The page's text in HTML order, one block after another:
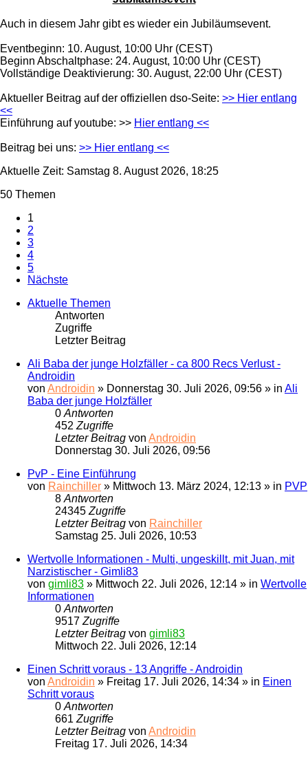
Auch in diesem Jahr gibt es wieder ein Jubiläumsevent.
Eventbeginn: 10. August, 10:00 Uhr (CEST)
Beginn Abschaltphase: 24. August, 10:00 Uhr (CEST)
Vollständige Deaktivierung: 30. August, 22:00 Uhr (CEST)
Aktueller Beitrag auf der offiziellen dso-Seite: >> Hier entlang
<<
Einführung auf youtube: >> Hier entlang <<
Beitrag bei uns: >> Hier entlang <<
Aktuelle Zeit: Samstag 8. August 2026, 18:25
50 Themen
1
2
3
4
5
Nächste
Aktuelle Themen
Antworten
Zugriffe
Letzter Beitrag
Ali Baba der junge Holzfäller - ca 800 Recs Verlust -
Androidin
von Androidin » Donnerstag 30. Juli 2026, 09:56 » in Ali
Baba der junge Holzfäller
0 Antworten
452 Zugriffe
Letzter Beitrag von Androidin
Donnerstag 30. Juli 2026, 09:56
PvP - Eine Einführung
von Rainchiller » Mittwoch 13. März 2024, 12:13 » in PVP
8 Antworten
24345 Zugriffe
Letzter Beitrag von Rainchiller
Samstag 25. Juli 2026, 10:53
Wertvolle Informationen - Multi, ungeskillt, mit Juan, mit
Narzistischer - Gimli83
von gimli83 » Mittwoch 22. Juli 2026, 12:14 » in Wertvolle
Informationen
0 Antworten
9517 Zugriffe
Letzter Beitrag von gimli83
Mittwoch 22. Juli 2026, 12:14
Einen Schritt voraus - 13 Angriffe - Androidin
von Androidin » Freitag 17. Juli 2026, 14:34 » in Einen
Schritt voraus
0 Antworten
661 Zugriffe
Letzter Beitrag von Androidin
Freitag 17. Juli 2026, 14:34